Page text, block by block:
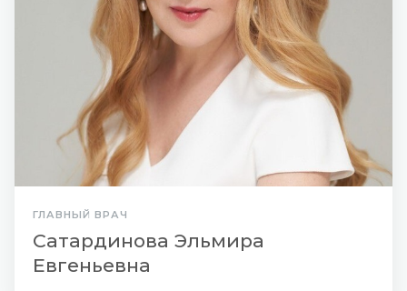
ГЛАВНЫЙ ВРАЧ
Сатардинова Эльмира
Евгеньевна